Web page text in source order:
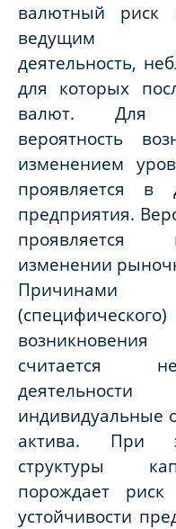
валютный риск
ведущим
деятельность,
для которых
валют. Для
вероятность
изменением
проявляется в
предприятия.
проявляется
изменении
Причинами
считается
индивидуальные
актива. При
структуры
порождает
устойчивости